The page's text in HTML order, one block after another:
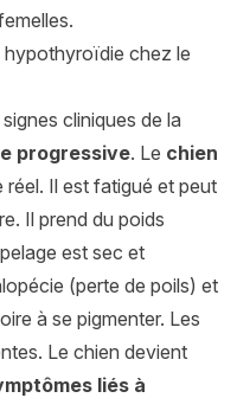
hypothyroïdie chez le
cliniques de la
progressive. Le chien
réel. Il est fatigué et peut
Il prend du poids
est sec et
(perte de poils) et
à se pigmenter. Les
Le chien devient
liés à